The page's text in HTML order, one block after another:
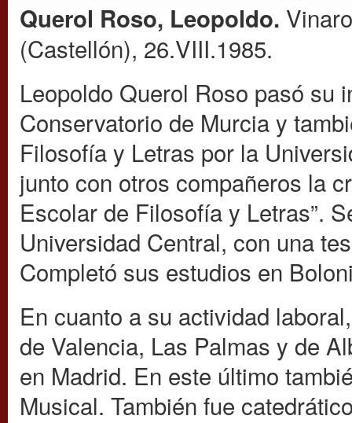
Querol Roso, Leopoldo.
(Castellón), 26.VIII.1985.
Leopoldo Querol Roso pasó su
Conservatorio de Murcia y
Filosofía y Letras por la
junto con otros compañeros la
Escolar de Filosofía y Letras”.
Universidad Central, con una
Completó sus estudios en
En cuanto a su actividad
de Valencia, Las Palmas y de
en Madrid. En este último
Musical. También fue